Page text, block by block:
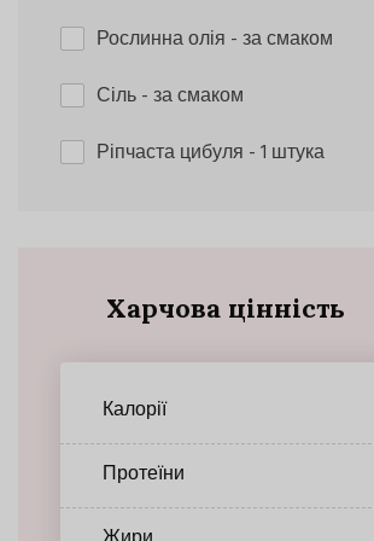
Рослинна олія - за смаком
Сіль- за смаком
Ріпчаста цибуля - 1 штука
Харчова цінність
Калорії
Протеїни